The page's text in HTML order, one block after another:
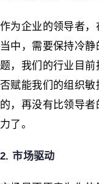
作为企业的领导者
当中，需要保持冷
题，我们的行业目
否赋能我们的组织
的，再没有比领导
力了。
2. 市场驱动